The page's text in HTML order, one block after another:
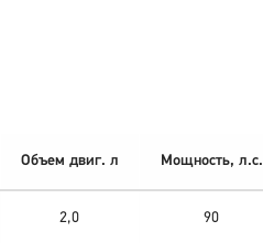
Объем двиг. л Мощность, л.с.
2,0 90